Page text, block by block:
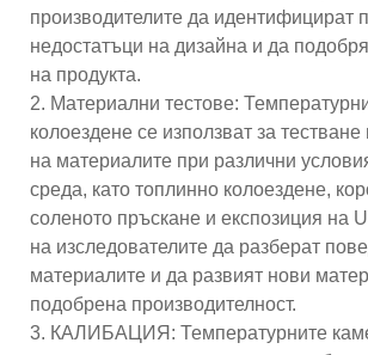
производителите да идентифицират
недостатъци на дизайна и да
на продукта.
2. Материални тестове:
колоездене се използват за тестване
на материалите при различни
среда, като топлинно колоездене,
соленото пръскане и експозиция на
на изследователите да разберат
материалите и да развият нови
подобрена производителност.
3. КАЛИБАЦИЯ: Температурните